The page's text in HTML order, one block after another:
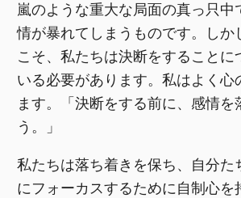
嵐のような重大な局面の真っ只中
情が暴れてしまうものです。しか
こそ、私たちは決断をすることに
いる必要があります。私はよく心
ます。「決断をする前に、感情を
う。」
私たちは落ち着きを保ち、自分た
にフォーカスするために自制心を